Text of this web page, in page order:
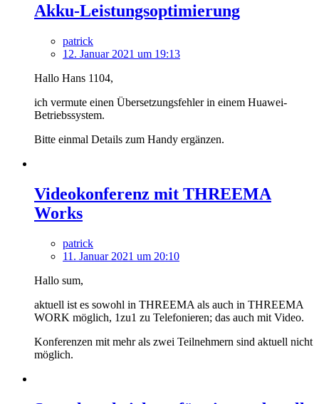
Akku-Leistungsoptimierung
patrick
12. Januar 2021 um 19:13
Hallo Hans 1104,
ich vermute einen Übersetzungsfehler in einem Huawei-
Betriebssystem.
Bitte einmal Details zum Handy ergänzen.
Videokonferenz mit THREEMA
Works
patrick
11. Januar 2021 um 20:10
Hallo sum,
aktuell ist es sowohl in THREEMA als auch in THREEMA
WORK möglich, 1zu1 zu Telefonieren; das auch mit Video.
Konferenzen mit mehr als zwei Teilnehmern sind aktuell nicht
möglich.